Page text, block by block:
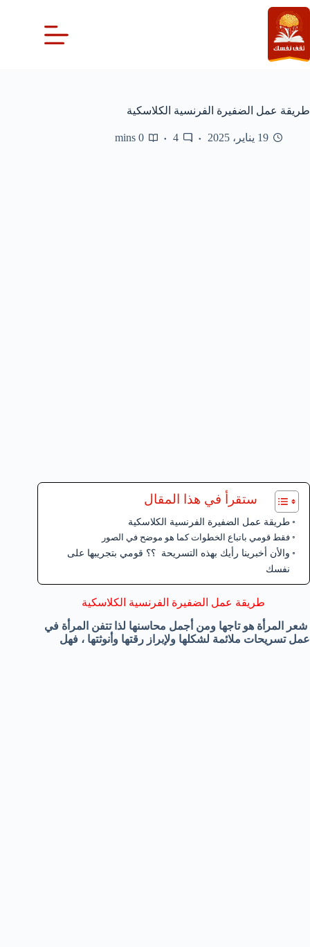
التجاوز
إلى
المحتوى
طريقة عمل الضفيرة الفرنسية الكلاسكية
19 يناير، 2025 4
0 mins
ستقرأ في هذا المقال
طريقة عمل الضفيرة الفرنسية الكلاسكية
فقط قومي باتباع الخطوات كما هو موضح في الصور
والأن أخبرينا رأيك بهذه التسريحة ؟؟ قومي بتجريبها على
نفسك
طريقة عمل الضفيرة الفرنسية الكلاسكية
شعر المرأة هو تاجها ومن أجمل محاسنها لذا تتفن المرأة في
عمل تسريحات ملائمة لشكلها ولإبراز رقتها وأنوثتها ، فهل